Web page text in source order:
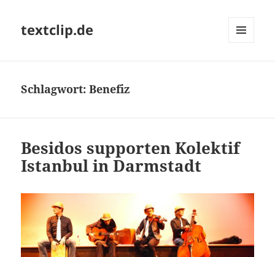
textclip.de
Schlagwort:Benefiz
Besidos supporten Kolektif
Istanbul in Darmstadt